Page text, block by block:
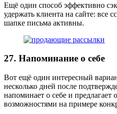
Ещё один способ эффективно
удержать клиента на сайте: все
шапке письма активны.
27. Напоминание о себе
Вот ещё один интересный
несколько дней после
напоминает о себе и предлагает
возможностями на примере